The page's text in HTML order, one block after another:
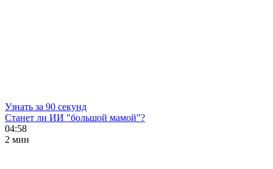
Узнать за 90 секунд
Станет ли ИИ "большой мамой"?
04:58
2 мин